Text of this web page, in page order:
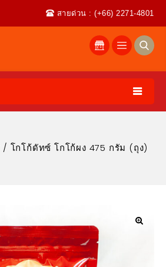
สายด่วน : (+66) 2271-4801
/ โกโก้ดัทซ์ โกโก้ผง 475 กรัม (ถุง)